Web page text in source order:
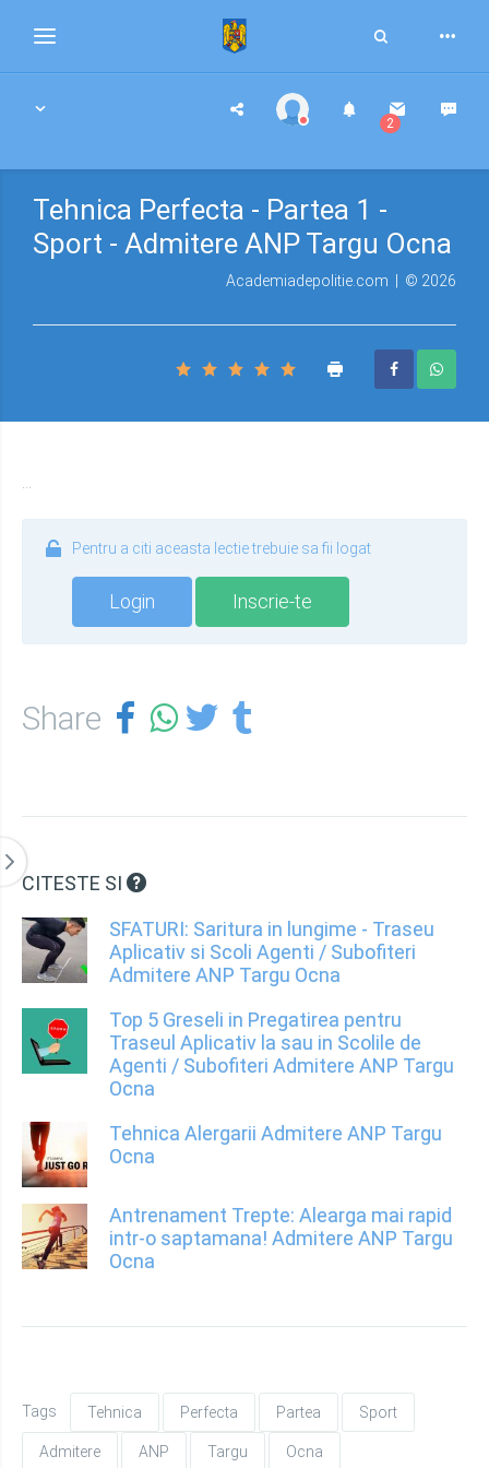
Toggle
navigation
Toggle
2
Tehnica Perfecta - Partea 1 -
Sport - Admitere ANP Targu Ocna
Academiadepolitie.com | © 2026
Pentru a citi aceasta lectie trebuie sa fii logat
Login Inscrie-te
Share
CITESTE SI
SFATURI: Saritura in lungime - Traseu
Aplicativ si Scoli Agenti / Subofiteri
Admitere ANP Targu Ocna
Top 5 Greseli in Pregatirea pentru
Traseul Aplicativ la sau in Scolile de
Agenti / Subofiteri Admitere ANP Targu
Ocna
Tehnica Alergarii Admitere ANP Targu
Ocna
Antrenament Trepte: Alearga mai rapid
intr-o saptamana! Admitere ANP Targu
Ocna
Tags Tehnica Perfecta Partea Sport
Admitere ANP Targu Ocna